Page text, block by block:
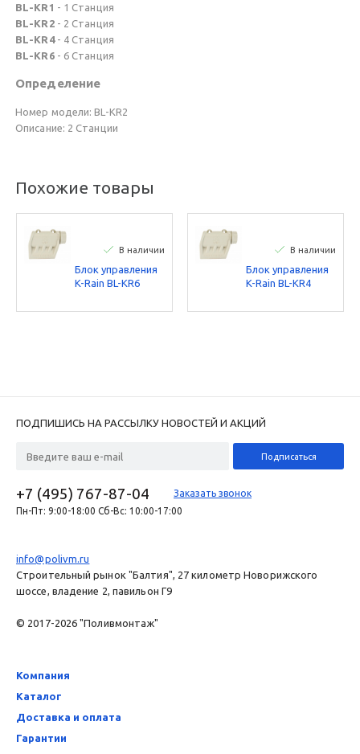
BL-KR1 - 1 Станция
BL-KR2- 2 Станция
BL-KR4- 4 Станция
BL-KR6 - 6 Станция
Определение
Номер модели: BL-KR2
Описание: 2 Станции
Похожие товары
В наличии
Блок управления
K-Rain BL-KR6
В наличии
Блок управления
K-Rain BL-KR4
ПОДПИШИСЬ НА РАССЫЛКУ НОВОСТЕЙ И АКЦИЙ
+7 (495) 767-87-04
Заказать звонок
Пн-Пт: 9:00-18:00 Сб-Вс: 10:00-17:00
info@polivm.ru
Строительный рынок "Балтия", 27 километр Новорижского
шоссе, владение 2, павильон Г9
© 2017-2026 "Поливмонтаж"
Компания
Каталог
Доставка и оплата
Гарантии